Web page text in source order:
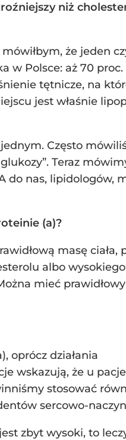
niż
mówiłbym, że jeden
w Polsce: aż 70
tętnicze, na
jest właśnie
Często
Teraz
do nas, lipidologów,
(a)?
masę ciała,
albo
mieć
oprócz działania
wskazują, że u
stosować
sercowo-
zbyt wysoki, to